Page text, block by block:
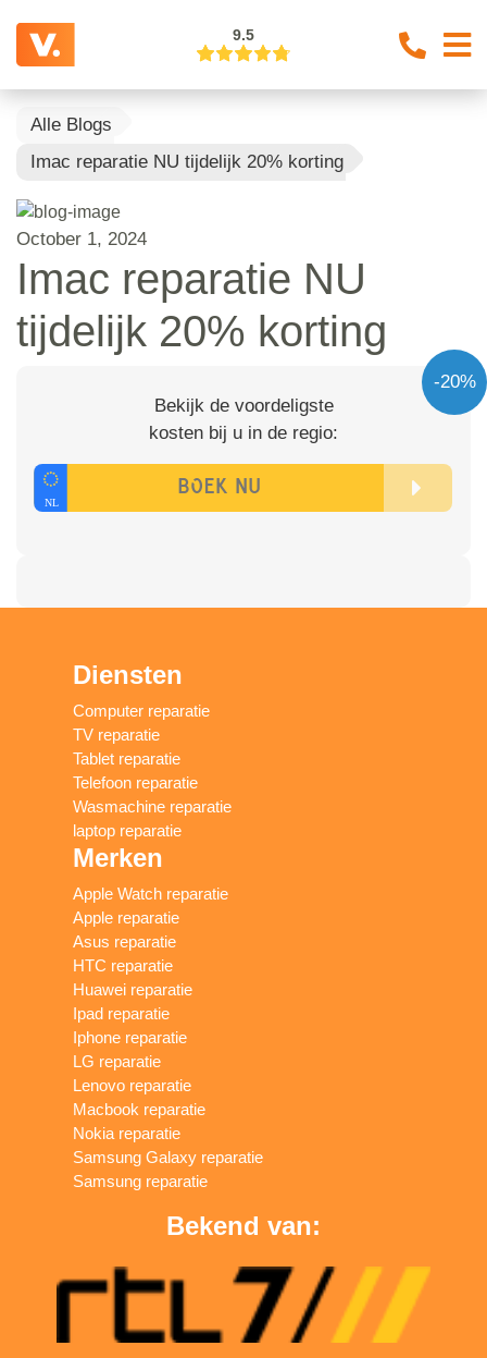
9.5
Alle Blogs
Imac reparatie NU tijdelijk 20% korting
October 1, 2024
Imac reparatie NU
tijdelijk 20% korting
-20%
Bekijk de voordeligste
kosten bij u in de regio:
Diensten
Computer reparatie
TV reparatie
Tablet reparatie
Telefoon reparatie
Wasmachine reparatie
laptop reparatie
Merken
Apple Watch reparatie
Apple reparatie
Asus reparatie
HTC reparatie
Huawei reparatie
Ipad reparatie
Iphone reparatie
LG reparatie
Lenovo reparatie
Macbook reparatie
Nokia reparatie
Samsung Galaxy reparatie
Samsung reparatie
Bekend van: